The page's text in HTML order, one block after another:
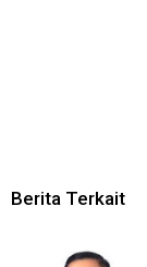
Berita Terkait